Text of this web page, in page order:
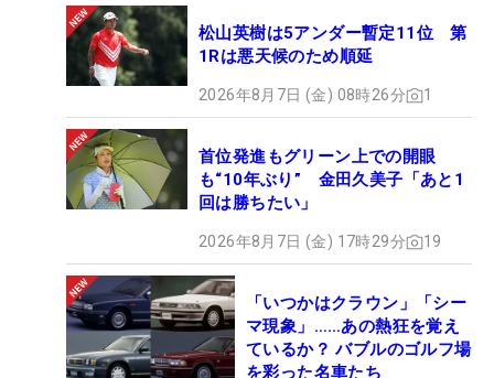
松山英樹は5アンダー暫定11位 第
1Rは悪天候のため順延
2026年8月7日 (金) 08時26分 1
首位発進もグリーン上での開眼
も“10年ぶり” 金田久美子「あと1
回は勝ちたい」
2026年8月7日 (金) 17時29分 19
「いつかはクラウン」「シー
マ現象」……あの熱狂を覚え
ているか？ バブルのゴルフ場
を彩った名車たち